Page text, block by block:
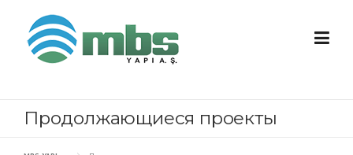
Продолжающиеся проекты